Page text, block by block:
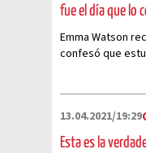
fue el día que lo
Emma Watson
confesó que
13.04.2021/19:29
Esta es la